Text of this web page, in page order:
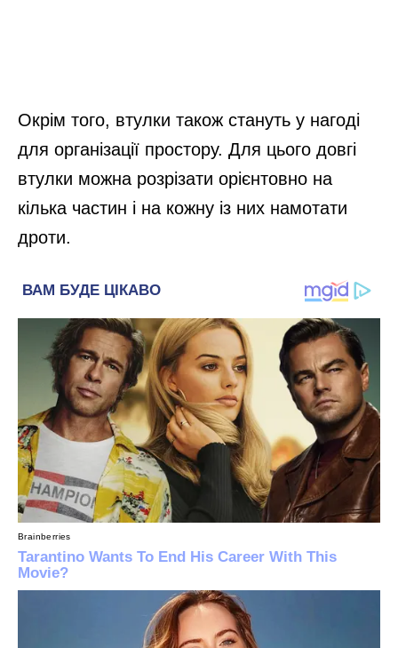
Окрім того, втулки також стануть у нагоді
для організації простору. Для цього довгі
втулки можна розрізати орієнтовно на
кілька частин і на кожну із них намотати
дроти.